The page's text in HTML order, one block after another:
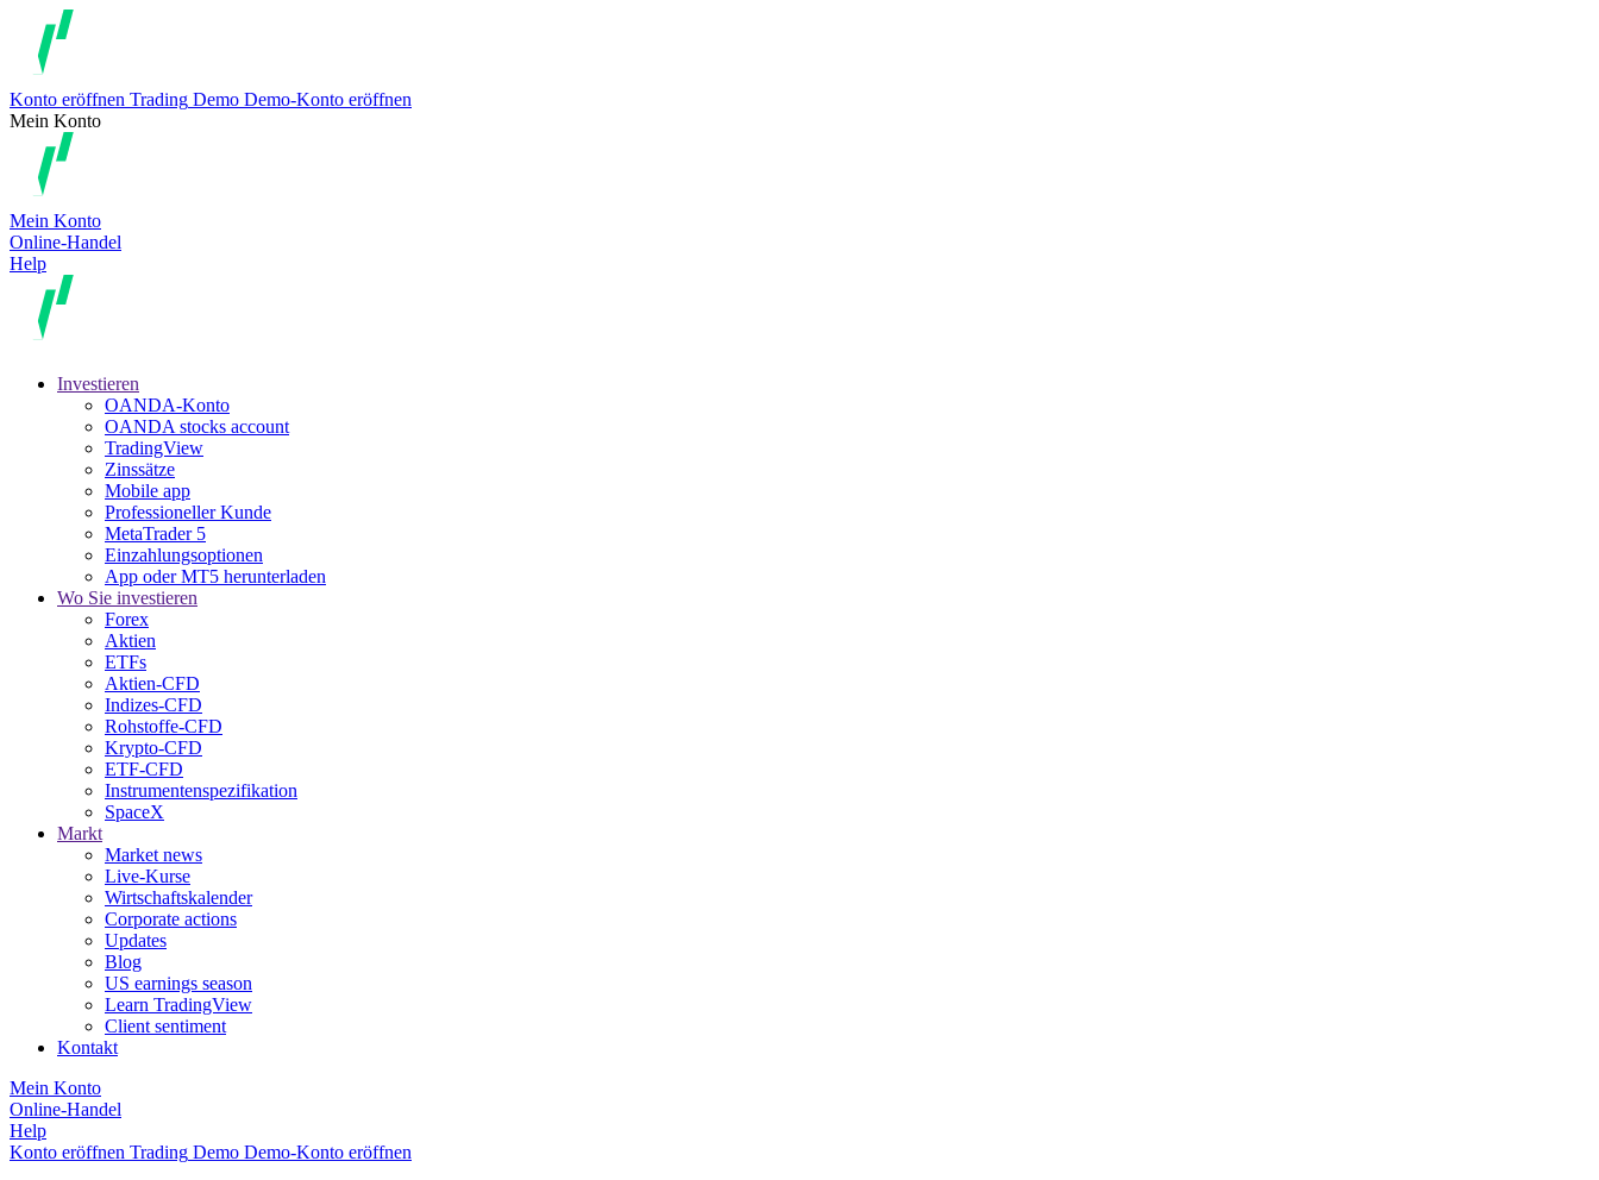
Konto eröffnen Trading Demo Demo-Konto eröffnen
Mein Konto
Mein Konto
Online-Handel
Help
Investieren
OANDA-Konto
OANDA stocks account
TradingView
Zinssätze
Mobile app
Professioneller Kunde
MetaTrader 5
Einzahlungsoptionen
App oder MT5 herunterladen
Wo Sie investieren
Forex
Aktien
ETFs
Aktien-CFD
Indizes-CFD
Rohstoffe-CFD
Krypto-CFD
ETF-CFD
Instrumentenspezifikation
SpaceX
Markt
Market news
Live-Kurse
Wirtschaftskalender
Corporate actions
Updates
Blog
US earnings season
Learn TradingView
Client sentiment
Kontakt
Mein Konto
Online-Handel
Help
Konto eröffnen Trading Demo Demo-Konto eröffnen